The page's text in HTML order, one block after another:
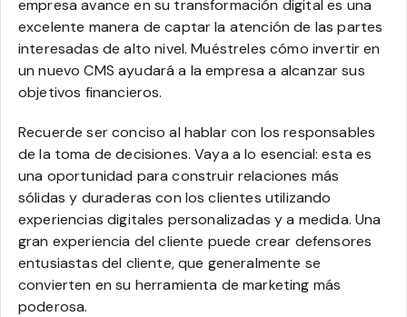
empresa avance en su transformación digital es una
excelente manera de captar la atención de las partes
interesadas de alto nivel. Muéstreles cómo invertir en
un nuevo CMS ayudará a la empresa a alcanzar sus
objetivos financieros.
Recuerde ser conciso al hablar con los responsables
de la toma de decisiones. Vaya a lo esencial: esta es
una oportunidad para construir relaciones más
sólidas y duraderas con los clientes utilizando
experiencias digitales personalizadas y a medida. Una
gran experiencia del cliente puede crear defensores
entusiastas del cliente, que generalmente se
convierten en su herramienta de marketing más
poderosa.